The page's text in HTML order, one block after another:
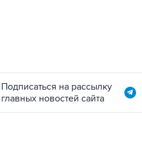
Подписаться на рассылку
главных новостей сайта